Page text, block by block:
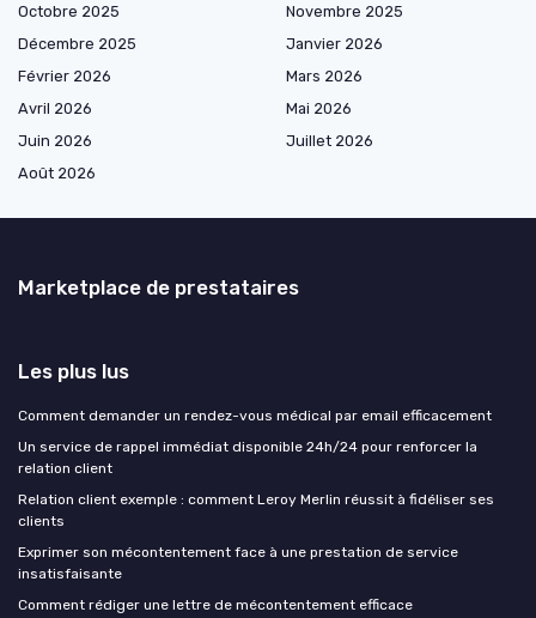
Octobre 2025
Novembre 2025
Décembre 2025
Janvier 2026
Février 2026
Mars 2026
Avril 2026
Mai 2026
Juin 2026
Juillet 2026
Août 2026
Marketplace de prestataires
Les plus lus
Comment demander un rendez-vous médical par email efficacement
Un service de rappel immédiat disponible 24h/24 pour renforcer la
relation client
Relation client exemple : comment Leroy Merlin réussit à fidéliser ses
clients
Exprimer son mécontentement face à une prestation de service
insatisfaisante
Comment rédiger une lettre de mécontentement efficace